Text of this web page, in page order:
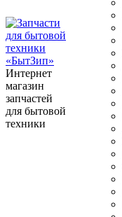
Интернет
магазин
запчастей
для бытовой
техники